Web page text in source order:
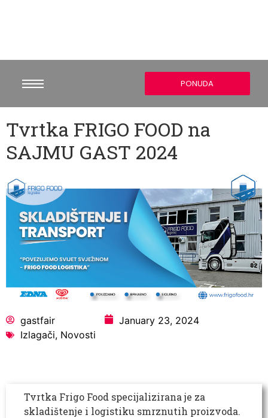
PONUDA
Tvrtka FRIGO FOOD na
SAJMU GAST 2024
gastfair
January 23, 2024
Izlagači, Novosti
Tvrtka Frigo Food specijalizirana je za
skladištenje i logistiku smrznutih proizvoda.